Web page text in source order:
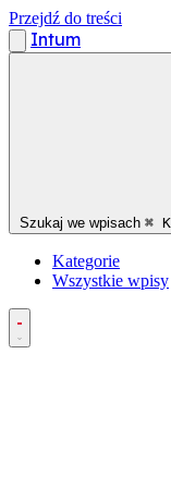
Przejdź do treści
Intum
Szukaj we wpisach ⌘ K
Kategorie
Wszystkie wpisy